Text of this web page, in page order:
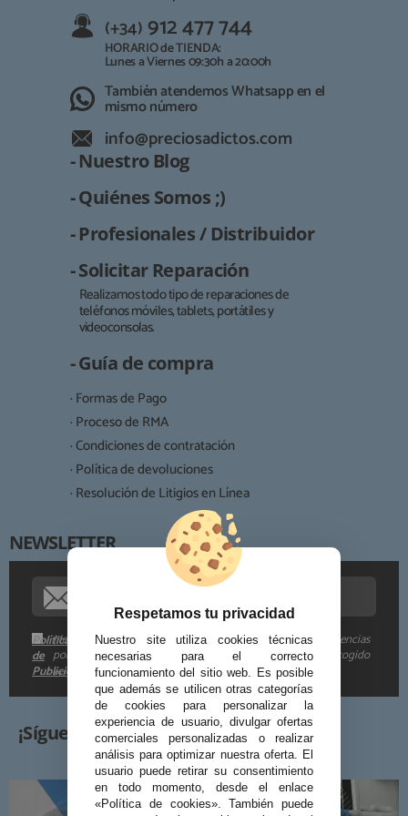
(+34) 912 477 744
HORARIO de TIENDA:
Lunes a Viernes 09:30h a 20:00h
También atendemos Whatsapp en el
mismo número
info@preciosadictos.com
- Nuestro Blog
- Quiénes Somos ;)
- Profesionales / Distribuidor
- Solicitar Reparación
Realizamos todo tipo de reparaciones de
teléfonos móviles, tablets, portátiles y
videoconsolas.
- Guía de compra
· Formas de Pago
· Proceso de RMA
· Condiciones de contratación
· Política de devoluciones
· Resolución de Litigios en Línea
NEWSLETTER
Me gustaría recibir descuentos exclusivos, novedades y tendencias
por e-mail. Puedo darme de baja cuando quiera según lo recogido
en la
Política
de
Publicidad
Responsable:
Finalidad:
Destinatarios:
Derechos:
Procedencia de los datos:
Información adicional:
¡Síguenos!
Respetamos tu privacidad
Nuestro site utiliza cookies técnicas
necesarias para el correcto
funcionamiento del sitio web. Es posible
que además se utilicen otras categorías
de cookies para personalizar la
experiencia de usuario, divulgar ofertas
comerciales personalizadas o realizar
análisis para optimizar nuestra oferta. El
usuario puede retirar su consentimiento
en todo momento, desde el enlace
«Política de cookies». También puede